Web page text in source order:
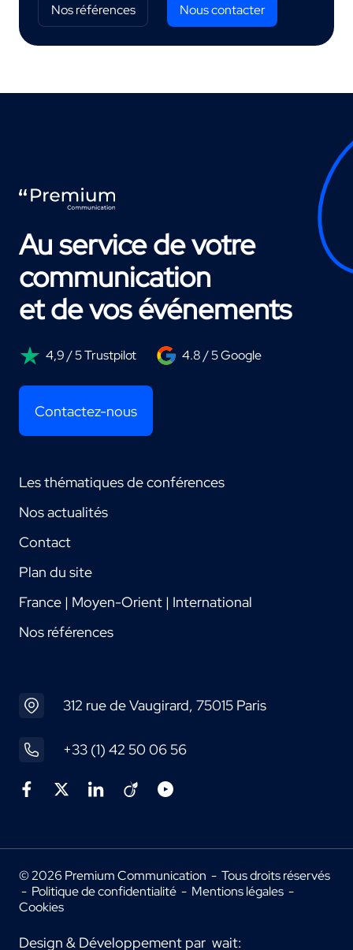
Nos références Nous contacter
Au service de votre
communication
et de vos événements
4,9 / 5 Trustpilot 4.8 / 5 Google
Contactez-nous
Les thématiques de conférences
Nos actualités
Contact
Plan du site
France | Moyen-Orient | International
Nos références
312 rue de Vaugirard, 75015 Paris
+33 (1) 42 50 06 56
© 2026 Premium Communication - Tous droits réservés
- Politique de confidentialité - Mentions légales -
Cookies
Design & Développement par wait: